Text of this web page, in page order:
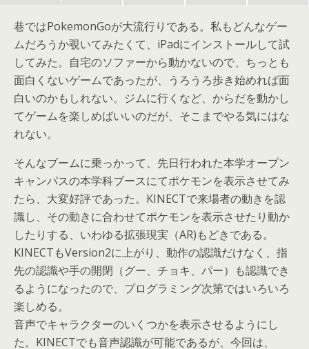
巷ではPokemonGoが大流行りである。私もどんなゲー
ムだろうか覗いてみたくて、iPadにインストールして試
してみた。自宅のソファーから動かないので、ちっとも
面白くないゲームであったが、うろうろ歩き始めれば面
白いのかもしれない。ジムに行くなど、からだを動かし
てゲームを楽しめばいいのだが、そこまでやる気にはな
れない。
そんなブームに乗っかって、先日行われた本学オープン
キャンパスの本学科ブースにてポケモンを表示させてみ
たら、大変好評であった。KINECTで来場者の動きを認
識し、その動きに合わせてポケモンを表示させたり動か
したりする、いわゆる拡張現実（AR)もどきである。
KINECTもVersion2に上がり、動作の認識だけなく、指
先の認識や手の開閉（グー、チョキ、パー）も認識でき
るようになったので、プログラミング次第ではいろいろ
楽しめる。
音声でキャラクターのいくつかを表示させるようにし
た。KINECTでも音声認識が可能であるが、今回は、